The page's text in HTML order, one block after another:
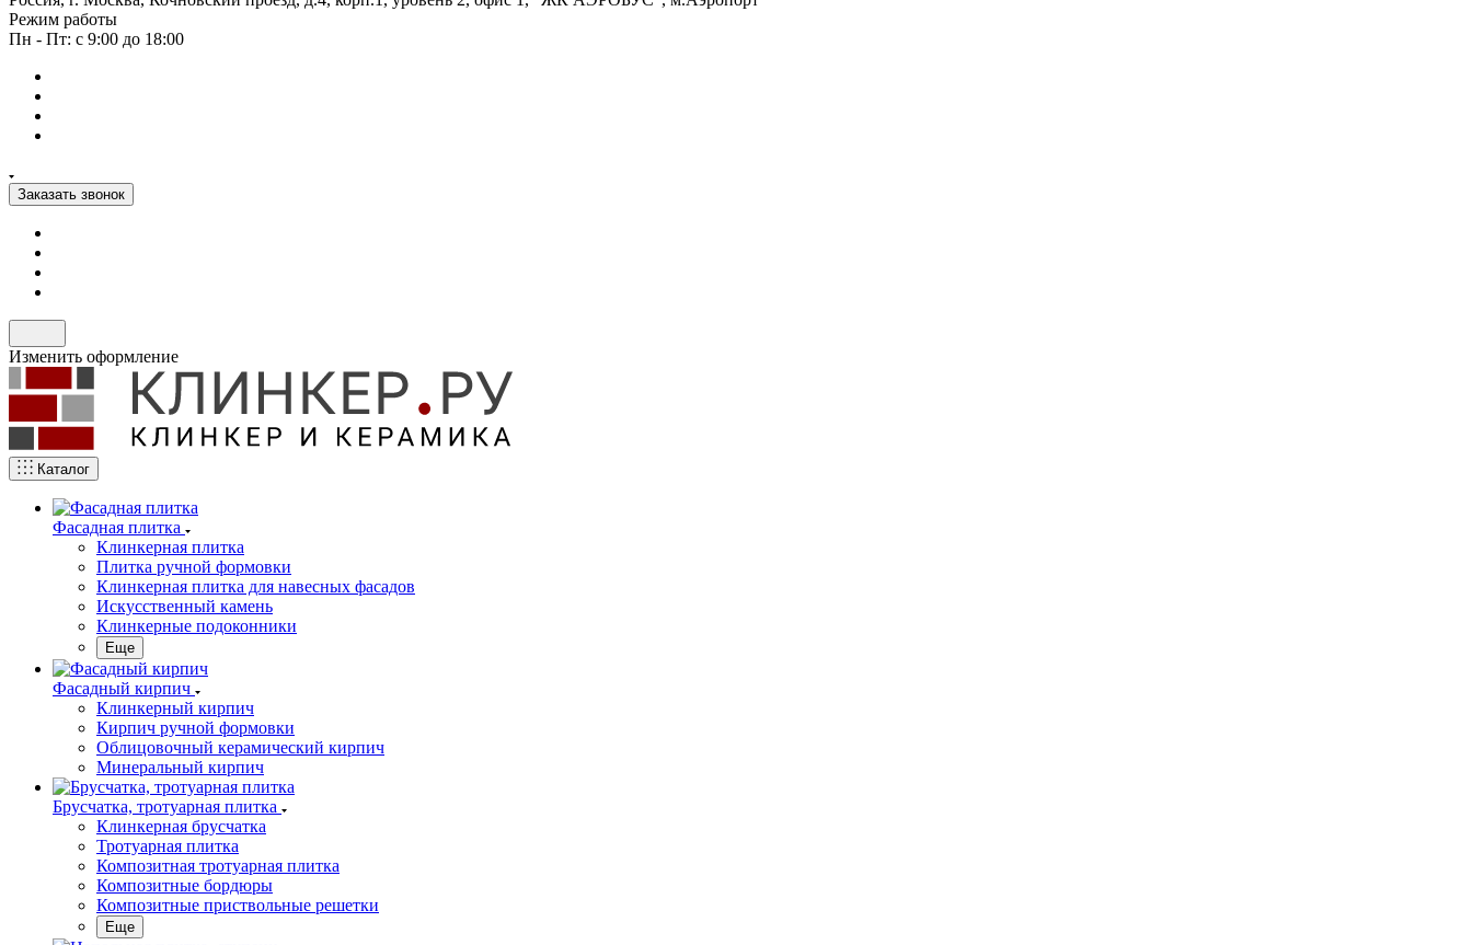
Режим работы
Пн - Пт: с 9:00 до 18:00
Заказать звонок
Изменить оформление
Каталог
Фасадная плитка
Клинкерная плитка
Плитка ручной формовки
Клинкерная плитка для навесных фасадов
Искусственный камень
Клинкерные подоконники
Еще
Фасадный кирпич
Клинкерный кирпич
Кирпич ручной формовки
Облицовочный керамический кирпич
Минеральный кирпич
Брусчатка, тротуарная плитка
Клинкерная брусчатка
Тротуарная плитка
Композитная тротуарная плитка
Композитные бордюры
Композитные приствольные решетки
Еще